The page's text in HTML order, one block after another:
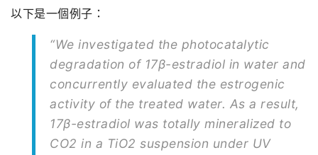
以下是一個例子：
“We investigated the photocatalytic
degradation of 17β-estradiol in water and
concurrently evaluated the estrogenic
activity of the treated water. As a result,
17β-estradiol was totally mineralized to
CO2 in a TiO2 suspension under UV